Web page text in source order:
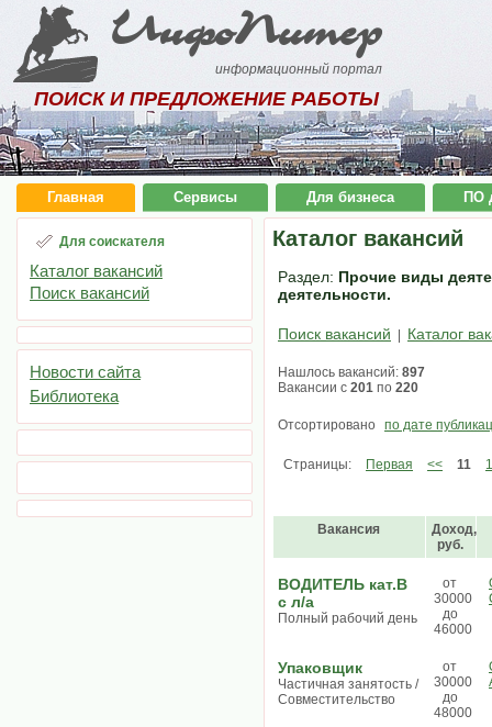
ИнфоПитер
информационный портал
ПОИСК И ПРЕДЛОЖЕНИЕ РАБОТЫ
Главная Сервисы Для бизнеса ПО
Для соискателя
Каталог вакансий
Поиск вакансий
Новости сайта
Библиотека
Каталог вакансий
Раздел: Прочие виды
деятельности.
Поиск вакансий Каталог
Нашлось вакансий: 897
Вакансии с 201 по 220
Отсортировано по дате
Страницы: Первая << 11
Вакансия
Доход,
руб.
ВОДИТЕЛЬ кат.В
с л/а
Полный рабочий день
от
30000
до
46000
Упаковщик
Частичная занятость /
Совместительство
от
30000
до
48000